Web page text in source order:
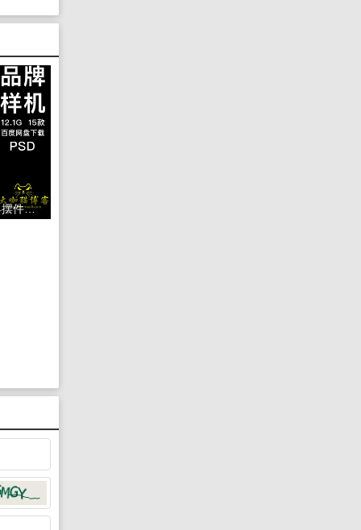
质感极简品牌应用文具摆件设计作品智能贴图VI展示效果设计素材源文件模板源码 样机免费下载网站